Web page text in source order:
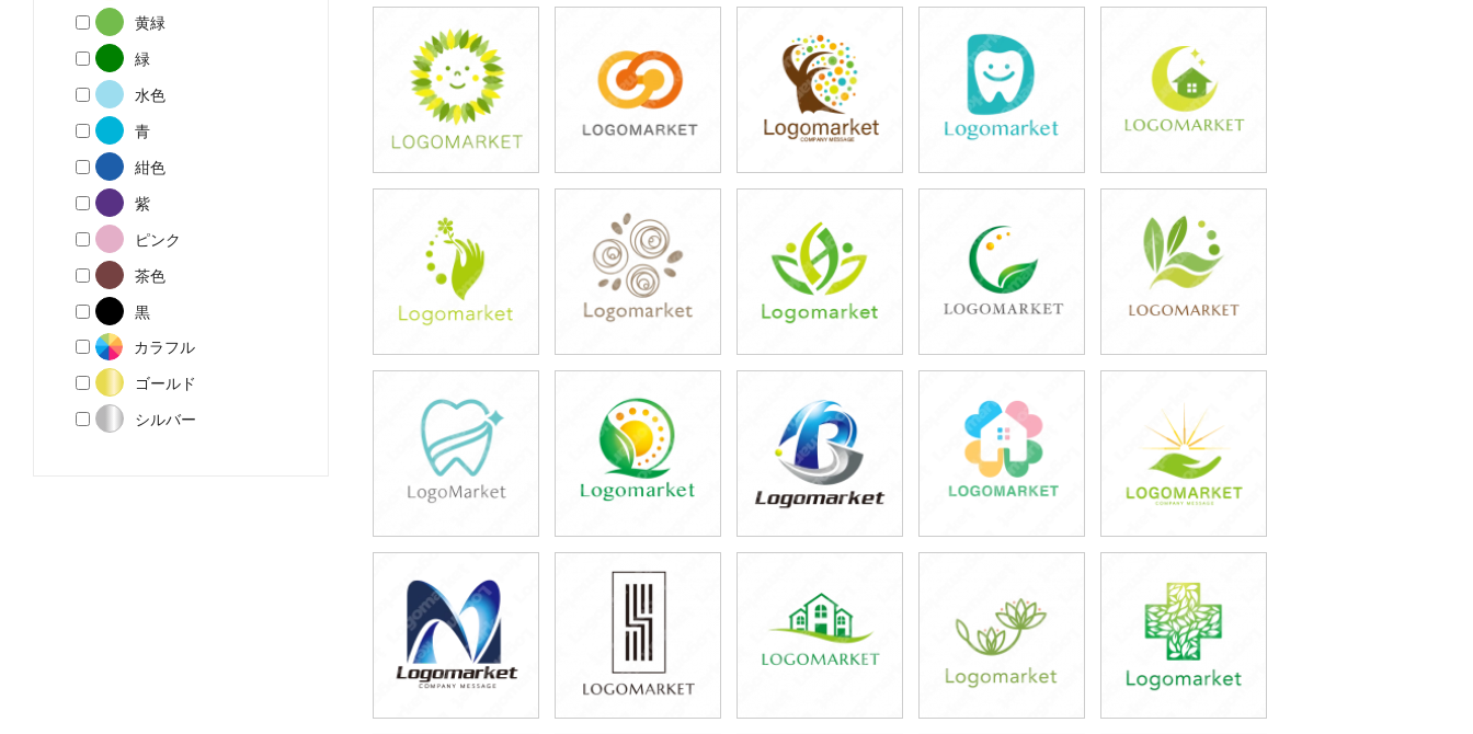
黄緑
緑
水色
青
紺色
紫
ピンク
茶色
黒
カラフル
ゴールド
シルバー
39,800円
(税込43,780円)
39,800円
(税込43,780円)
39,800円
(税込43,780円)
39,800円
(税込43,780円)
39,800円
(税込43,780円)
39,800円
(税込43,780円)
39,800円
(税込43,780円)
39,800円
(税込43,780円)
39,800円
(税込43,780円)
39,800円
(税込43,780円)
39,800円
(税込43,780円)
39,800円
(税込43,780円)
39,800円
(税込43,780円)
39,800円
(税込43,780円)
39,800円
(税込43,780円)
39,800円
(税込43,780円)
39,800円
(税込43,780円)
39,800円
(税込43,780円)
39,800円
(税込43,780円)
39,800円
(税込43,780円)